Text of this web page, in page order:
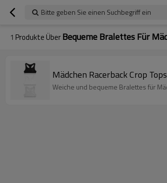
Bitte geben Sie einen Suchbegriff ein
1 Produkte ÜberBequeme Bralettes Für
Mädchen Racerback Crop
Weiche und bequeme Bralettes für